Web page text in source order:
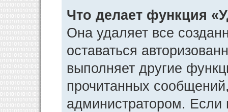
Что делает функция
Она удаляет все
оставаться
выполняет другие
прочитанных
администратором. Если